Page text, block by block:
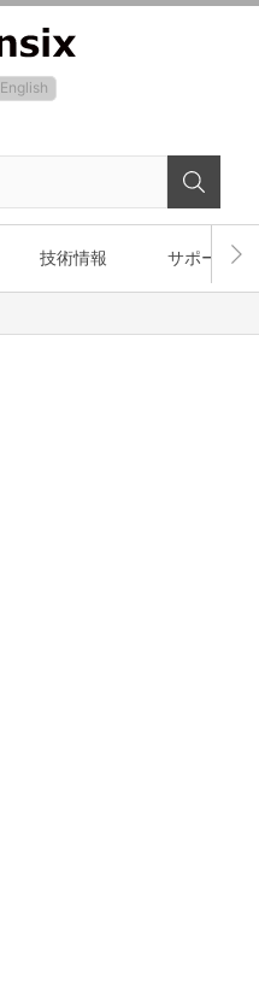
English
技術情報 サポート